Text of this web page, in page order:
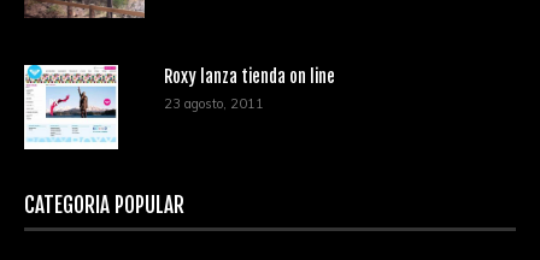
Roxy lanza tienda on line
23 agosto, 2011
CATEGORÍA POPULAR